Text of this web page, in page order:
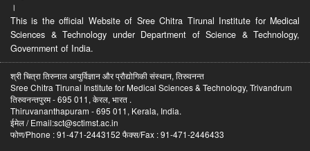
।
This is the official Website of Sree Chitra Tirunal Institute for Medical
Sciences & Technology under Department of Science & Technology,
Government of India.
श्री चित्रा तिरुनाल आयुर्विज्ञान और प्रौद्योगिकी संस्थान, तिरुवनन्त
Sree Chitra Tirunal Institute for Medical Sciences & Technology, Trivandrum
तिरुवनन्तपुरम - 695 011, केरल, भारत .
Thiruvananthapuram - 695 011, Kerala, India.
ईमेल / Email:sct@sctimst.ac.in
फोण/Phone : 91-471-2443152 फैक्स/Fax : 91-471-2446433